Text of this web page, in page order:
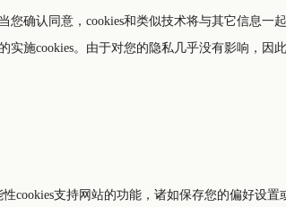
您确认同意，cookies和类似技术将与其它信息
施cookies。由于对您的隐私几乎没有影响，因
cookies支持网站的功能，诸如保存您的偏好设